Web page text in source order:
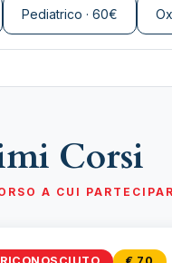
Pediatrico · 60€
Corsi
A CUI